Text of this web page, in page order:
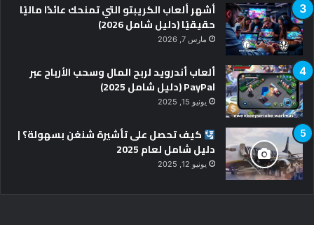
أشهر ألعاب الكريبتو التي تمنحك عائدًا ماليًا
حقيقيًا (دليل شامل 2026)
مارس 7, 2026
ألعاب أندرويد لربح المال وسحب الأرباح عبر
PayPal (دليل شامل 2025)
يونيو 15, 2025
كيف تحصل على تأشيرة شنغن بسهولة؟ |
دليل شامل لعام 2025
يونيو 12, 2025